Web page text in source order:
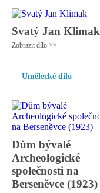
Svatý Jan Klimak
Zobrazit dílo >>
Umělecké dílo
Dům bývalé
Archeologické
společnosti na
Berseněvce (1923)